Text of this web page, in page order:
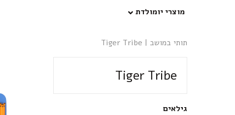
מוצרי יומולדת
תותי במושב |
Tiger Tribe
Tiger Tribe
גילאים